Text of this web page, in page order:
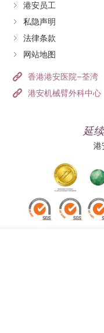
港安员工
私隐声明
法律条款
网站地图
香港港安医院–荃湾
港安机械臂外科中心
延
港